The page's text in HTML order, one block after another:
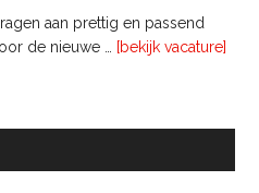
aan prettig en passend
de nieuwe …
[bekijk vacature]